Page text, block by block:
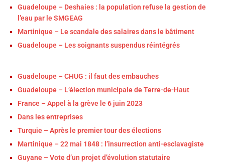
Guadeloupe – Deshaies : la population refuse la gestion de
l’eau par le SMGEAG
Martinique – Le scandale des salaires dans le bâtiment
Guadeloupe – Les soignants suspendus réintégrés
Guadeloupe – CHUG : il faut des embauches
Guadeloupe – L’élection municipale de Terre-de-Haut
France – Appel à la grève le 6 juin 2023
Dans les entreprises
Turquie – Après le premier tour des élections
Martinique – 22 mai 1848 : l’insurrection anti-esclavagiste
Guyane – Vote d’un projet d’évolution statutaire